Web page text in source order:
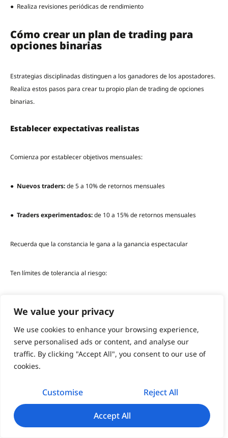
We value your privacy
We use cookies to enhance your browsing experience,
serve personalised ads or content, and analyse our
traffic. By clicking "Accept All", you consent to our use of
cookies.
Customise Reject All
Accept All
● Realiza revisiones periódicas de rendimiento
Cómo crear un plan de trading para
opciones binarias
Estrategias disciplinadas distinguen a los ganadores de los apostadores.
Realiza estos pasos para crear tu propio plan de trading de opciones
binarias.
Establecer expectativas realistas
Comienza por establecer objetivos mensuales:
● Nuevos traders:de 5 a 10% de retornos mensuales
● Traders experimentados:de 10 a 15% de retornos mensuales
Recuerda que la constancia le gana a la ganancia espectacular
Ten límites de tolerancia al riesgo:
●Límite de pérdidas semanales:20% de la cuenta
Obligarse a un descanso después de 5 pérdidas consecutivas
Tener un marco estratégico
Análisis de mercado diario